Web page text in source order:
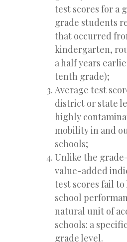
test scores for a
grade students
that occurred
kindergarten,
a half years
tenth grade);
Average test
district or state
highly
mobility in and
schools;
Unlike the
value-added
test scores fail to
school
natural unit of
schools: a
grade level.